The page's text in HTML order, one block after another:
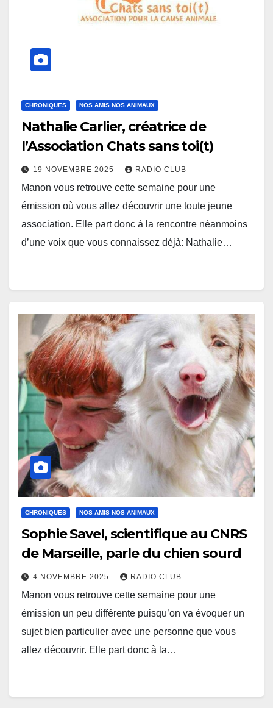
CHRONIQUES NOS AMIS NOS ANIMAUX
Nathalie Carlier, créatrice de
l’Association Chats sans toi(t)
19 NOVEMBRE 2025 RADIO CLUB
Manon vous retrouve cette semaine pour une
émission où vous allez découvrir une toute jeune
association. Elle part donc à la rencontre néanmoins
d’une voix que vous connaissez déjà: Nathalie…
CHRONIQUES NOS AMIS NOS ANIMAUX
Sophie Savel, scientifique au CNRS
de Marseille, parle du chien sourd
4 NOVEMBRE 2025 RADIO CLUB
Manon vous retrouve cette semaine pour une
émission un peu différente puisqu’on va évoquer un
sujet bien particulier avec une personne que vous
allez découvrir. Elle part donc à la…